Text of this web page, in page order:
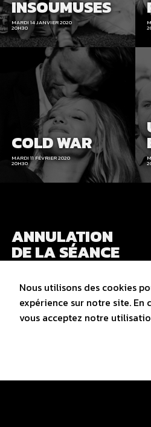
INSOUMUSES
MARDI 14 JANVIER 2020
20H30
COLD WAR
MARDI 11 FÉVRIER 2020
20H30
ANNULATION
DE LA SÉANCE
ET DE LA FIN
DE SAISON
MERCREDI 18 MARS 2020
Nous utilisons des cookies
expérience sur notre site. En
vous acceptez notre